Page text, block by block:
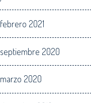
febrero 2021
septiembre 2020
marzo 2020